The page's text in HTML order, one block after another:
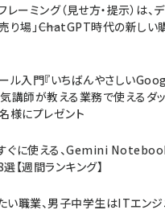
ーミング（見せ方・提示）は、
売り場」――ChatGPT時代の新し
ル入門『いちばんやさしい
講師が教える業務で使えるダ
様にプレゼント
ぐに使える、Gemini
【週間ランキング】
い職業、男子中学生はITエン